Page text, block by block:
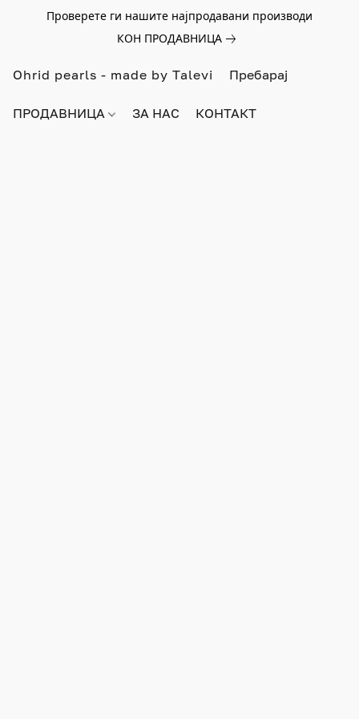
Проверете ги нашите најпродавани производи
КОН ПРОДАВНИЦА
Ohrid pearls - made by Talevi
ПРОДАВНИЦА ЗА НАС КОНТАКТ